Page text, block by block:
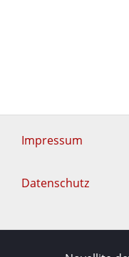
Impressum
Datenschutz